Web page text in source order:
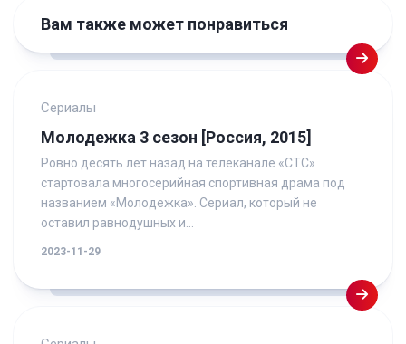
Вам также может понравиться
Сериалы
Молодежка 3 сезон [Россия, 2015]
Ровно десять лет назад на телеканале «СТС»
стартовала многосерийная спортивная драма под
названием «Молодежка». Сериал, который не
оставил равнодушных и...
2023-11-29